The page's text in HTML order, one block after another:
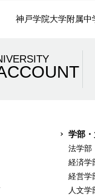
神戸学院大学附属中
学部
法学部
経済学
経営学
人文学